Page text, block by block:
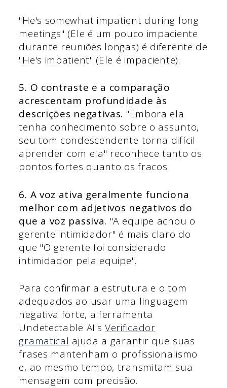
"He's somewhat impatient during long
meetings" (Ele é um pouco impaciente
durante reuniões longas) é diferente de
"He's impatient" (Ele é impaciente).
5. O contraste e a comparação
acrescentam profundidade às
descrições negativas. "Embora ela
tenha conhecimento sobre o assunto,
seu tom condescendente torna difícil
aprender com ela" reconhece tanto os
pontos fortes quanto os fracos.
6. A voz ativa geralmente funciona
melhor com adjetivos negativos do
que a voz passiva. "A equipe achou o
gerente intimidador" é mais claro do
que "O gerente foi considerado
intimidador pela equipe".
Para confirmar a estrutura e o tom
adequados ao usar uma linguagem
negativa forte, a ferramenta
Undetectable AI'sVerificador
gramatical ajuda a garantir que suas
frases mantenham o profissionalismo
e, ao mesmo tempo, transmitam sua
mensagem com precisão.